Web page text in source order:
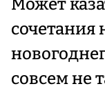
Может
сочетания
совсем не